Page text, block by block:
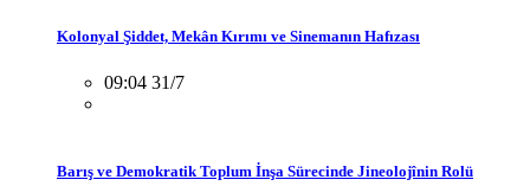
Kolonyal Şiddet, Mekân Kırımı ve Sinemanın Hafızası
09:04 31/7
Barış ve Demokratik Toplum İnşa Sürecinde Jineolojînin Rolü